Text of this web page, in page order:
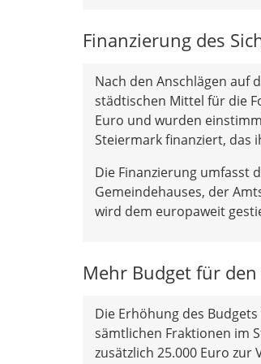
Finanzierung des
Nach den Anschlägen auf
städtischen Mittel für die
Euro und wurden
Steiermark finanziert, das
Die Finanzierung umfasst
Gemeindehauses, der
wird dem europaweit
Mehr Budget für den
Die Erhöhung des
sämtlichen Fraktionen im
zusätzlich 25.000 Euro zur